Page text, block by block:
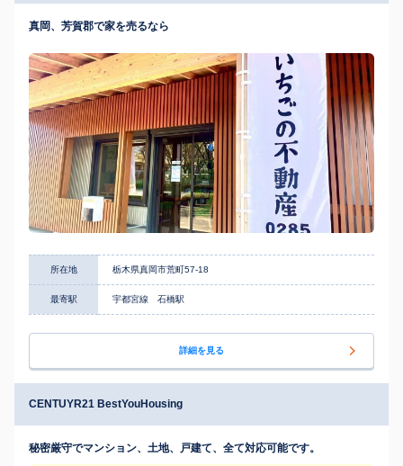
真岡、芳賀郡で家を売るなら
所在地 栃木県真岡市荒町57-18
最寄駅 宇都宮線 石橋駅
詳細を見る
CENTUYR21 BestYouHousing
秘密厳守でマンション、土地、戸建て、全て対応可能です。